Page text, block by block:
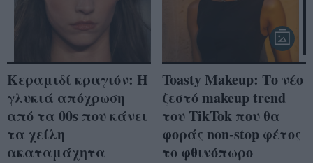
Κεραμιδί κραγιόν: Η
γλυκιά απόχρωση
από τα 00s που κάνει
τα χείλη
ακαταμάχητα
Toasty Makeup: Το νέο
ζεστό makeup trend
του TikTok που θα
φοράς non-stop φέτος
το φθινόπωρο